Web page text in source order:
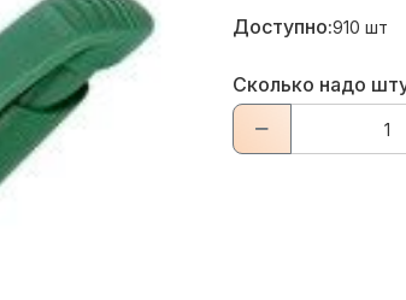
Доступно:910 шт
Сколько надо